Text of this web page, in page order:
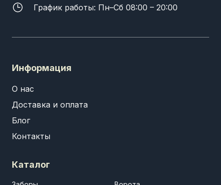
График работы: Пн–Сб 08:00 – 20:00
Информация
О нас
Доставка и оплата
Блог
Контакты
Каталог